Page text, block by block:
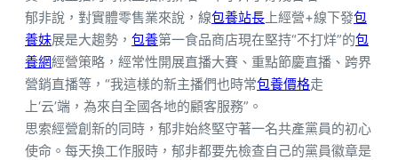
郁非說，對實體零售業來說，線包養站長 上經營+線下發包
養妹展是大趨勢， 包養第一食品商店現在堅持“不打烊”的包
養網經營策略，經常性開展直播大賽、重點節慶直播、跨界
營銷直播等，“我這樣的新主播們也時常包養價格走
上‘云’端，為來自全國各地的顧客服務”。
思索經營創新的同時，郁非始終堅守著一名共產黨員的初心
使命。每天換工作服時，郁非都要先檢查自己的黨員徽章是